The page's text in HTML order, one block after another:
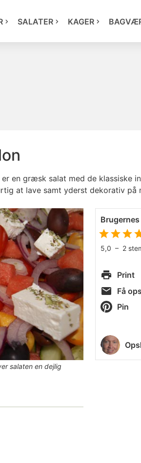
SALATER KAGER
en græsk salat med de klassiske
at lave samt yderst dekorativ på
salaten en dejlig
5,0 – 2
Print
Få
Pin